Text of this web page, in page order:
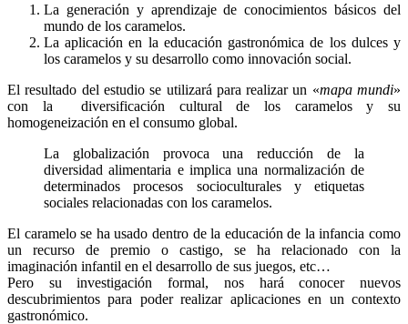
La generación y aprendizaje de conocimientos básicos del
mundo de los caramelos.
La aplicación en la educación gastronómica de los dulces y
los caramelos y su desarrollo como innovación social.
El resultado del estudio se utilizará para realizar un «mapa mundi»
con la diversificación cultural de los caramelos y su
homogeneización en el consumo global.
La globalización provoca una reducción de la
diversidad alimentaria e implica una normalización de
determinados procesos socioculturales y etiquetas
sociales relacionadas con los caramelos.
El caramelo se ha usado dentro de la educación de la infancia como
un recurso de premio o castigo, se ha relacionado con la
imaginación infantil en el desarrollo de sus juegos, etc…
Pero su investigación formal, nos hará conocer nuevos
descubrimientos para poder realizar aplicaciones en un contexto
gastronómico.